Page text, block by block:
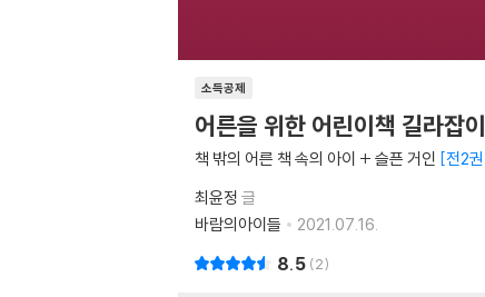
소득공제
어른을 위한 어린이책 길라잡이
책 밖의 어른 책 속의 아이 + 슬픈 거인 전2권
최윤정 글
바람의아이들
2021.07.16.
8.5 2